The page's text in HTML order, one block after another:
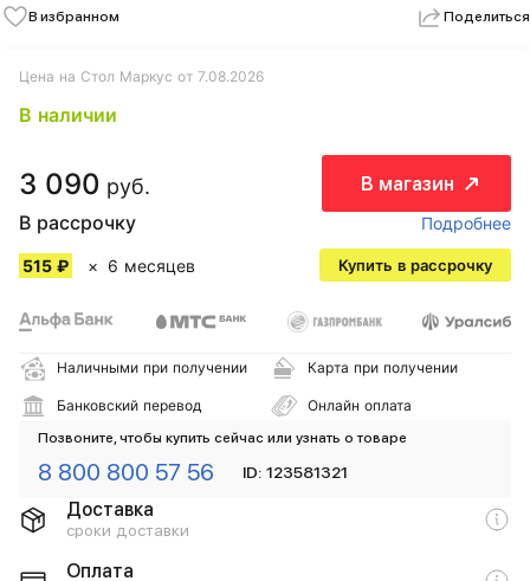
В избранном Поделиться
Цена на Стол Маркус от 7.08.2026
В наличии
3 090 руб. В магазин
В рассрочку Подробнее
515 ₽ 6 месяцев Купить в рассрочку
Наличными при получении Карта при получении
Банковский перевод Онлайн оплата
Позвоните, чтобы купить сейчас или узнать о товаре
8 800 800 57 56 ID: 123581321
Доставка
сроки доставки
Оплата